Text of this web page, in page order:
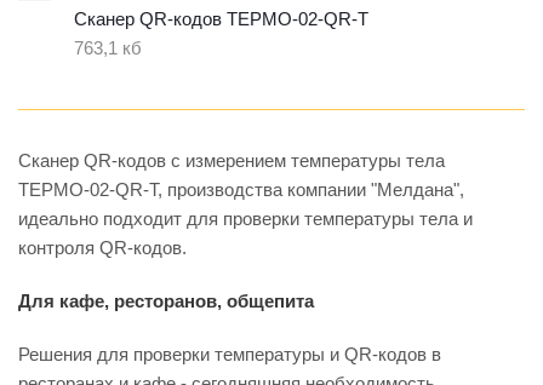
Сканер QR-кодов ТЕРМО-02-QR-T
763,1 кб
Сканер QR-кодов с измерением температуры тела
ТЕРМО-02-QR-T, производства компании "Мелдана",
идеально подходит для проверки температуры тела и
контроля QR-кодов.
Для кафе, ресторанов, общепита
Решения для проверки температуры и QR-кодов в